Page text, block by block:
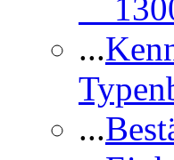
...
...